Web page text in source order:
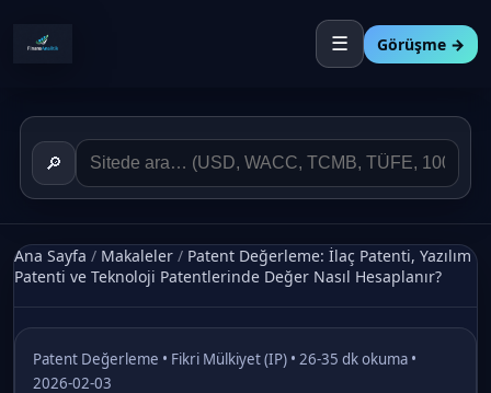
☰ Görüşme →
🔎
Ana Sayfa / Makaleler / Patent Değerleme: İlaç Patenti, Yazılım
Patenti ve Teknoloji Patentlerinde Değer Nasıl Hesaplanır?
Patent Değerleme • Fikri Mülkiyet (IP) • 26-35 dk okuma •
2026-02-03